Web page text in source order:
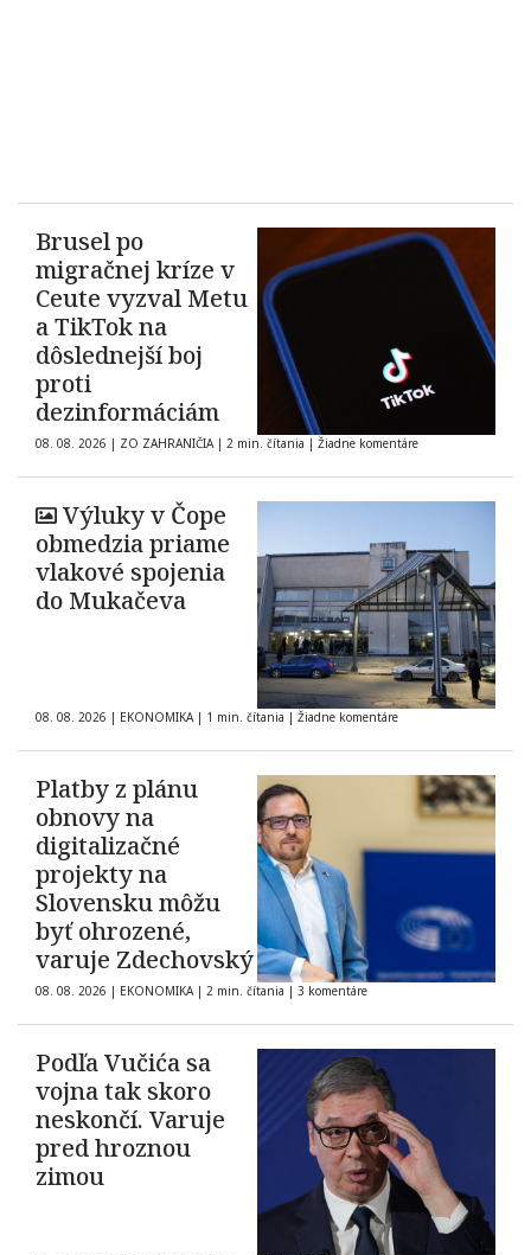
Brusel po
migračnej kríze v
Ceute vyzval Metu
a TikTok na
dôslednejší boj
proti
dezinformáciám
08. 08. 2026 | ZO ZAHRANIČIA | 2 min. čítania | Žiadne komentáre
Výluky v Čope
obmedzia priame
vlakové spojenia
do Mukačeva
08. 08. 2026 | EKONOMIKA | 1 min. čítania | Žiadne komentáre
Platby z plánu
obnovy na
digitalizačné
projekty na
Slovensku môžu
byť ohrozené,
varuje Zdechovský
08. 08. 2026 | EKONOMIKA | 2 min. čítania | 3 komentáre
Podľa Vučića sa
vojna tak skoro
neskončí. Varuje
pred hroznou
zimou